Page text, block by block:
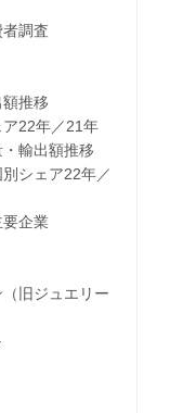
調査
推移
年／21年
出額推移
ェア22年／
企業
ジュエリー